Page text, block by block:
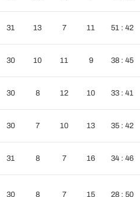
31 13 7 11 51 : 42
30 10 11 9 38 : 45
30 8 12 10 33 : 41
30 7 10 13 35 : 42
31 8 7 16 34 : 46
30 8 7 15 28 : 50